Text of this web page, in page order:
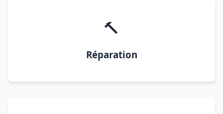
🔨
Réparation